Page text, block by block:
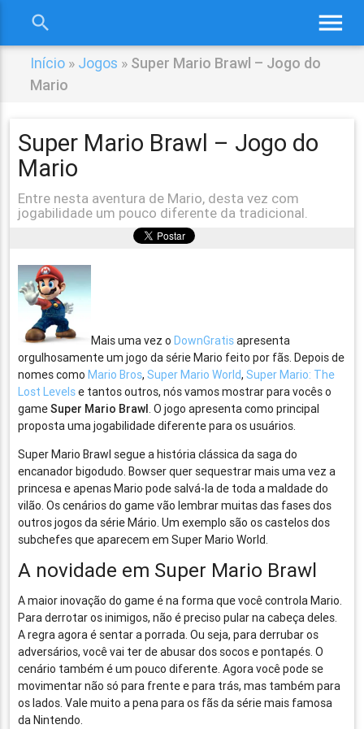
menu
search
Início » Jogos » Super Mario Brawl – Jogo do
Mario
Super Mario Brawl – Jogo do
Mario
Entre nesta aventura de Mario, desta vez com
jogabilidade um pouco diferente da tradicional.
Mais uma vez oDownGratisapresenta
orgulhosamente um jogo da série Mario feito por fãs. Depois de
nomes comoMario Bros,Super Mario World,Super Mario: The
Lost Levelse tantos outros, nós vamos mostrar para vocês o
gameSuper Mario Brawl. O jogo apresenta como principal
proposta uma jogabilidade diferente para os usuários.
Super Mario Brawl segue a história clássica da saga do
encanador bigodudo. Bowser quer sequestrar mais uma vez a
princesa e apenas Mario pode salvá-la de toda a maldade do
vilão. Os cenários do game vão lembrar muitas das fases dos
outros jogos da série Mário. Um exemplo são os castelos dos
subchefes que aparecem em Super Mario World.
A novidade em Super Mario Brawl
A maior inovação do game é na forma que você controla Mario.
Para derrotar os inimigos, não é preciso pular na cabeça deles.
A regra agora é sentar a porrada. Ou seja, para derrubar os
adversários, você vai ter de abusar dos socos e pontapés. O
cenário também é um pouco diferente. Agora você pode se
movimentar não só para frente e para trás, mas também para
os lados. Vale muito a pena para os fãs da série mais famosa
da Nintendo.